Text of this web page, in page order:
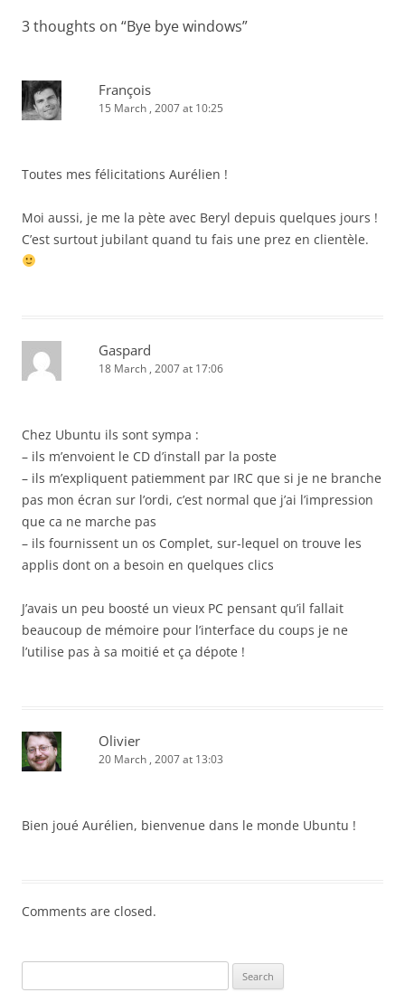
3 thoughts on “Bye bye windows”
François
15 March , 2007 at 10:25
Toutes mes félicitations Aurélien !
Moi aussi, je me la pète avec Beryl depuis quelques jours !
C’est surtout jubilant quand tu fais une prez en clientèle.
Gaspard
18 March , 2007 at 17:06
Chez Ubuntu ils sont sympa :
– ils m’envoient le CD d’install par la poste
– ils m’expliquent patiemment par IRC que si je ne branche
pas mon écran sur l’ordi, c’est normal que j’ai l’impression
que ca ne marche pas
– ils fournissent un os Complet, sur-lequel on trouve les
applis dont on a besoin en quelques clics
J’avais un peu boosté un vieux PC pensant qu’il fallait
beaucoup de mémoire pour l’interface du coups je ne
l’utilise pas à sa moitié et ça dépote !
Olivier
20 March , 2007 at 13:03
Bien joué Aurélien, bienvenue dans le monde Ubuntu !
Comments are closed.
for: